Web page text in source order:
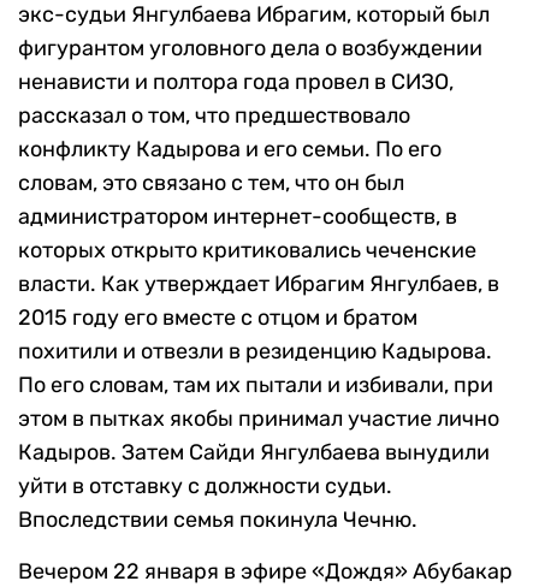
экс-судьи Янгулбаева Ибрагим, который был
фигурантом уголовного дела о возбуждении
ненависти и полтора года провел в СИЗО,
рассказал о том, что предшествовало
конфликту Кадырова и его семьи. По его
словам, это связано с тем, что он был
администратором интернет-сообществ, в
которых открыто критиковались чеченские
власти. Как утверждает Ибрагим Янгулбаев, в
2015 году его вместе с отцом и братом
похитили и отвезли в резиденцию Кадырова.
По его словам, там их пытали и избивали, при
этом в пытках якобы принимал участие лично
Кадыров. Затем Сайди Янгулбаева вынудили
уйти в отставку с должности судьи.
Впоследствии семья покинула Чечню.
Вечером 22 января в эфире «Дождя» Абубакар